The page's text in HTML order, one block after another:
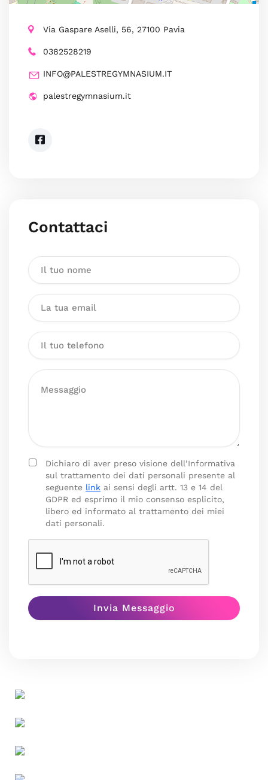
Via Gaspare Aselli, 56, 27100 Pavia
0382528219
INFO@PALESTREGYMNASIUM.IT
palestregymnasium.it
Contattaci
Dichiaro di aver preso visione dell’Informativa
sul trattamento dei dati personali presente al
seguente link ai sensi degli artt. 13 e 14 del
GDPR ed esprimo il mio consenso esplicito,
libero ed informato al trattamento dei miei
dati personali.